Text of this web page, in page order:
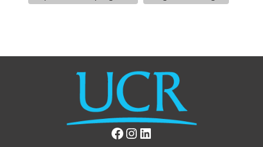
Facebook InstagramLinkedIn